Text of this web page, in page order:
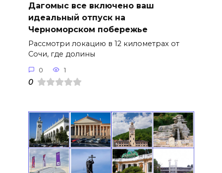
Дагомыс все включено ваш
идеальный отпуск на
Черноморском побережье
Рассмотри локацию в 12 километрах от
Сочи, где долины
0 1
0